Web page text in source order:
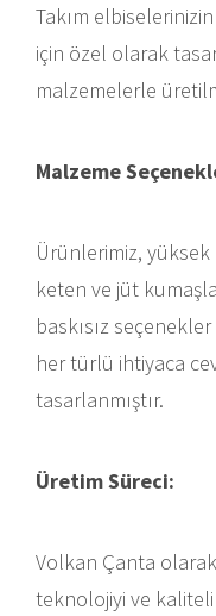
Takım
için özel olarak
malzemelerle
Malzeme
Ürünlerimiz,
keten ve jüt
baskısız
her türlü ihtiyaca
tasarlanmıştır.
Üretim Süreci:
Volkan Çanta
teknolojiyi ve